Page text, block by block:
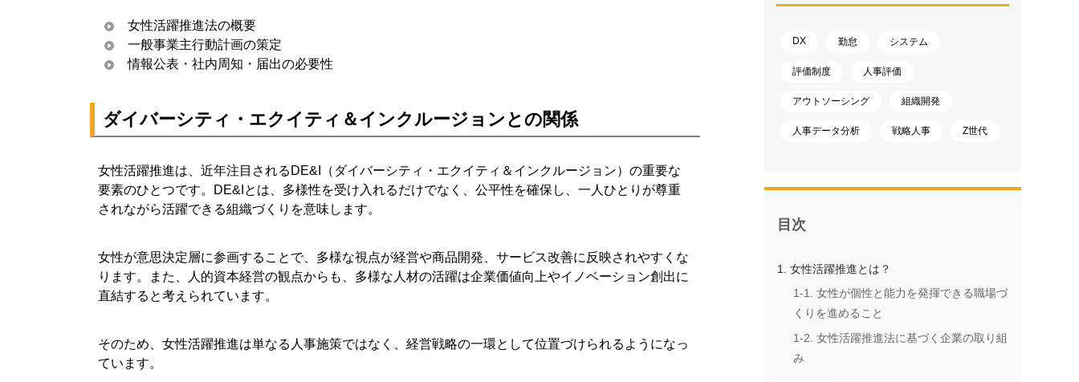
女性活躍推進法の概要
一般事業主行動計画の策定
情報公表・社内周知・届出の必要性
ダイバーシティ・エクイティ＆インクルージョンとの関係
女性活躍推進は、近年注目されるDE&I（ダイバーシティ・エクイティ＆インクルージョン）の重要な
要素のひとつです。DE&Iとは、多様性を受け入れるだけでなく、公平性を確保し、一人ひとりが尊重
されながら活躍できる組織づくりを意味します。
女性が意思決定層に参画することで、多様な視点が経営や商品開発、サービス改善に反映されやすくな
ります。また、人的資本経営の観点からも、多様な人材の活躍は企業価値向上やイノベーション創出に
直結すると考えられています。
そのため、女性活躍推進は単なる人事施策ではなく、経営戦略の一環として位置づけられるようになっ
ています。
DX 勤怠 システム
評価制度 人事評価
アウトソーシング 組織開発
人事データ分析 戦略人事 Z世代
目次
1. 女性活躍推進とは？
1-1. 女性が個性と能力を発揮できる職場づ
くりを進めること
1-2. 女性活躍推進法に基づく企業の取り組
み